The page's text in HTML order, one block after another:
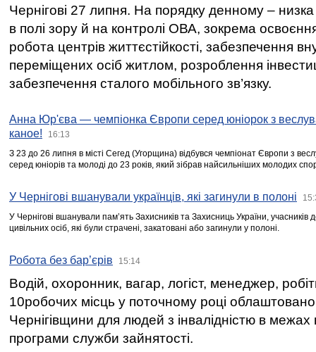
Чернігові 27 липня. На порядку денному –
в полі зору й на контролі ОВА, зокрема освоєння
робота центрів життєстійкості, забезпечення
переміщених осіб житлом, розроблення
забезпечення сталого мобільного зв’язку.
Анна Юр'єва — чемпіонка Європи серед юніорок з
каное!
16:13
З 23 до 26 липня в місті Сегед (Угорщина) відбувся чемпіонат Європи з
серед юніорів та молоді до 23 років, який зібрав найсильніших молодих
У Чернігові вшанували українців, які загинули в полоні
У Чернігові вшанували пам’ять Захисників та Захисниць України,
цивільних осіб, які були страчені, закатовані або загинули у полоні.
Робота без бар’єрів 15:14
Водій, охоронник, вагар, логіст, менеджер,
10робочих місць у поточному році
Чернігівщини для людей з інвалідністю в межах
програми служби зайнятості.